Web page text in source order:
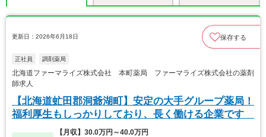
更新日：2026年6月18日 保存する
正社員 調剤薬局
北海道ファーマライズ株式会社 本町薬局 ファーマライズ株式会社の薬剤
師求人
【北海道虻田郡洞爺湖町】安定の大手グループ薬局！
福利厚生もしっかりしており、長く働ける企業です
【月収】30.0万円～40.0万円